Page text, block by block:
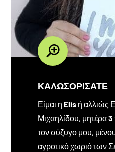
ΚΑΛΩΣΟΡΙΣΑΤΕ
Είμαι η Elisή αλλιώς
Μιχαηλίδου, μητέρα3
τον σύζυγο μου,
αγροτικό χωριό των